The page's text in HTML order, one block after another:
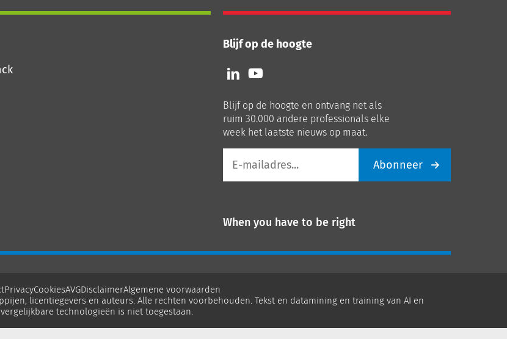
Blijf op de hoogte
Volg
ons
LinkedIn
Volg
ons
Youtube
Blijf op de hoogte en ontvang net als
ruim 30.000 andere professionals elke
week het laatste nieuws op maat.
mailadres
Abonneer
When you have to be right
PrivacyCookiesAVGDisclaimerAlgemene voorwaarden
licentiegevers en auteurs. Alle rechten voorbehouden. Tekst en datamining en training van AI en
vergelijkbare technologieën is niet toegestaan.